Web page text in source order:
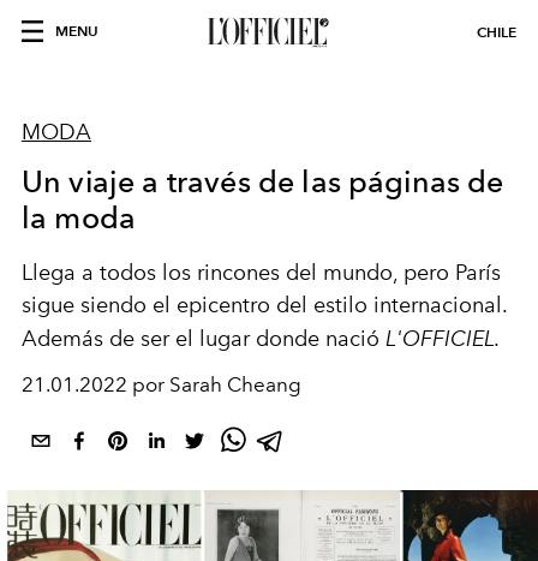
MENU CHILE
MODA
Un viaje a través de las páginas de
la moda
Llega a todos los rincones del mundo, pero París
sigue siendo el epicentro del estilo internacional.
Además de ser el lugar donde nació L'OFFICIEL.
21.01.2022 por Sarah Cheang